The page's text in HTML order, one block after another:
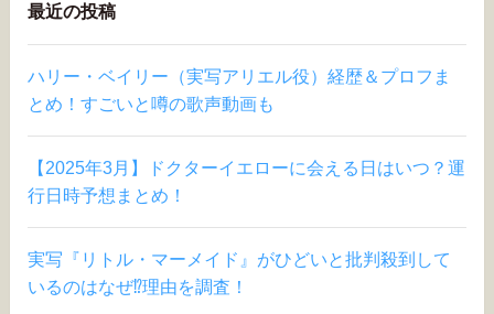
最近の投稿
ハリー・ベイリー（実写アリエル役）経歴＆プロフま
とめ！すごいと噂の歌声動画も
【2025年3月】ドクターイエローに会える日はいつ？運
行日時予想まとめ！
実写『リトル・マーメイド』がひどいと批判殺到して
いるのはなぜ⁉︎理由を調査！